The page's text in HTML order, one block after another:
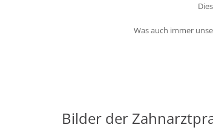
Was auch immer
Bilder der